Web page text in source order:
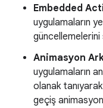
Embedded
uygulamaların
güncellemelerini
Animasyon
uygulamaların
olanak tanıyarak
geçiş